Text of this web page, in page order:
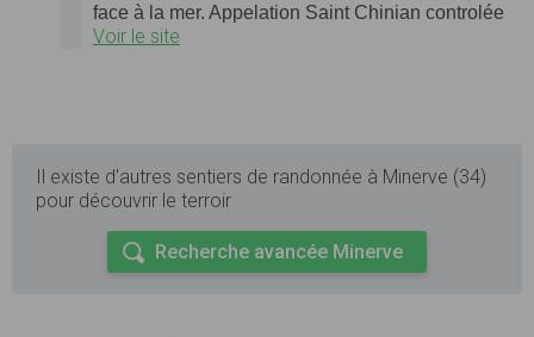
face à la mer. Appelation Saint Chinian controlée
Voir le site
Il existe d'autres sentiers de randonnée à Minerve (34)
pour découvrir le terroir
Recherche avancée Minerve